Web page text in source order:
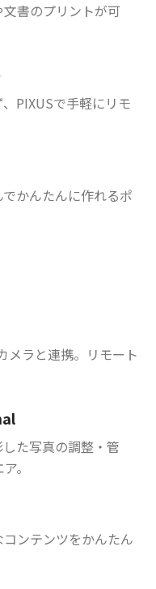
書のプリントが可
PIXUSで手軽にリモ
かんたんに作れるポ
メラと連携。リモート
た写真の調整・管
。
ンテンツをかんたん